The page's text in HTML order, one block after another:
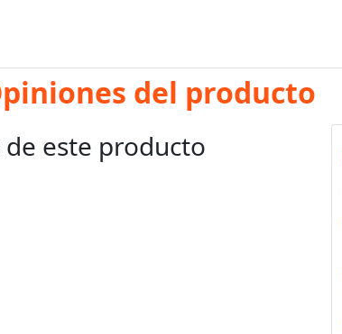
del producto
este producto